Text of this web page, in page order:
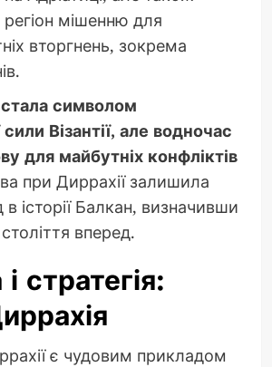
мішенню для
вторгнень, зокрема
символом
Візантії, але водночас
для майбутніх конфліктів
при Диррахії залишила
в історії Балкан, визначивши
вперед.
стратегія:
є чудовим прикладом